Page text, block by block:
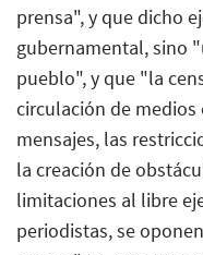
prensa", y que dicho
gubernamental, sino
pueblo", y que "la
circulación de medios
mensajes, las
la creación de
limitaciones al libre
periodistas, se